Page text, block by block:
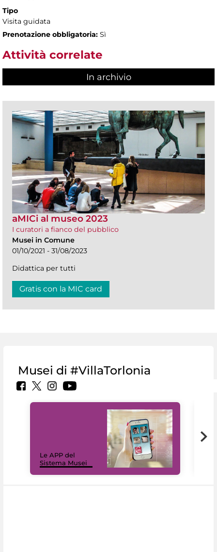
Tipo
Visita guidata
Prenotazione obbligatoria: Sì
Attività correlate
In archivio
aMICi al museo 2023
I curatori a fianco del pubblico
Musei in Comune
01/10/2021 - 31/08/2023
Didattica per tutti
Gratis con la MIC card
Musei di #VillaTorlonia
Le APP del
Sistema Musei